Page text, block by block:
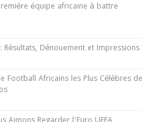
nationale de football
équipe africaine à battre
Résultats, Dénouement et Impressions
Football Africains les Plus Célèbres de